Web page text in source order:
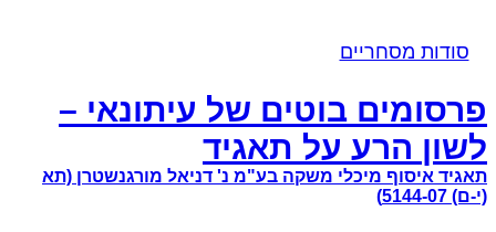
סודות מסחריים
פרסומים בוטים של עיתונאי –
לשון הרע על תאגיד
תאגיד איסוף מיכלי משקה בע"מ נ' דניאל מורגנשטרן (תא
(י-ם) 5144-07)